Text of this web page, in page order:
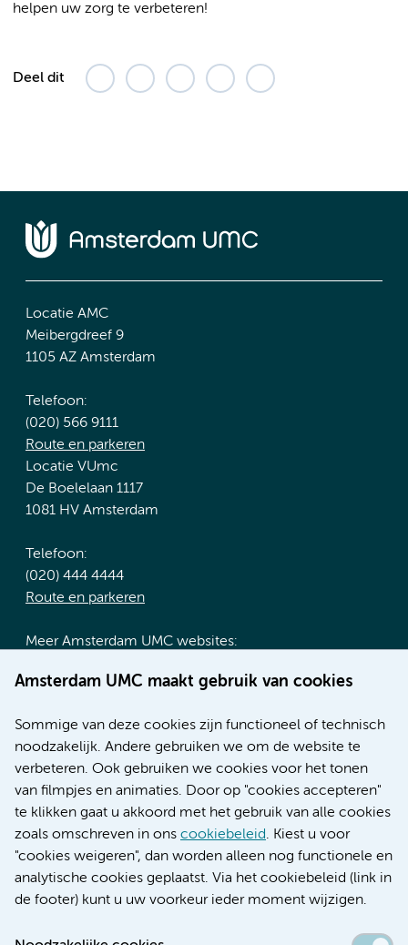
helpen uw zorg te verbeteren!
Deel dit
Amsterdam UMC maakt gebruik van cookies
Sommige van deze cookies zijn functioneel of technisch
noodzakelijk. Andere gebruiken we om de website te
verbeteren. Ook gebruiken we cookies voor het tonen
van filmpjes en animaties. Door op "cookies accepteren"
te klikken gaat u akkoord met het gebruik van alle cookies
zoals omschreven in ons cookiebeleid. Kiest u voor
"cookies weigeren", dan worden alleen nog functionele en
analytische cookies geplaatst. Via het cookiebeleid (link in
de footer) kunt u uw voorkeur ieder moment wijzigen.
Locatie AMC
Meibergdreef 9
1105 AZ Amsterdam
Telefoon:
(020) 566 9111
Route en parkeren
Locatie VUmc
De Boelelaan 1117
1081 HV Amsterdam
Telefoon:
(020) 444 4444
Route en parkeren
Meer Amsterdam UMC websites:
Werken bij Amsterdam UMC
Nieuws
Research
Educatie locatie AMC
Educatie locatie VUmc
Verwijzen & diagnostiek